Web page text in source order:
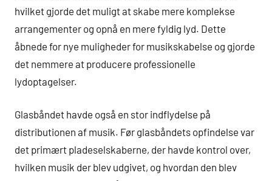
hvilket gjorde det muligt at skabe mere komplekse
arrangementer og opnå en mere fyldig lyd. Dette
åbnede for nye muligheder for musikskabelse og gjorde
det nemmere at producere professionelle
lydoptagelser.
Glasbåndet havde også en stor indflydelse på
distributionen af musik. Før glasbåndets opfindelse var
det primært pladeselskaberne, der havde kontrol over,
hvilken musik der blev udgivet, og hvordan den blev